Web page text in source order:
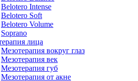
Belotero Intense
Belotero Soft
Belotero Volume
Soprano
лица
Мезотерапия вокруг глаз
Мезотерапия век
Мезотерапия губ
Мезотерапия от акне